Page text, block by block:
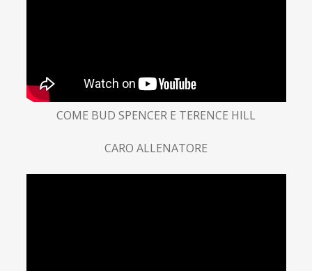
COME BUD SPENCER E TERENCE HILL
CARO ALLENATORE